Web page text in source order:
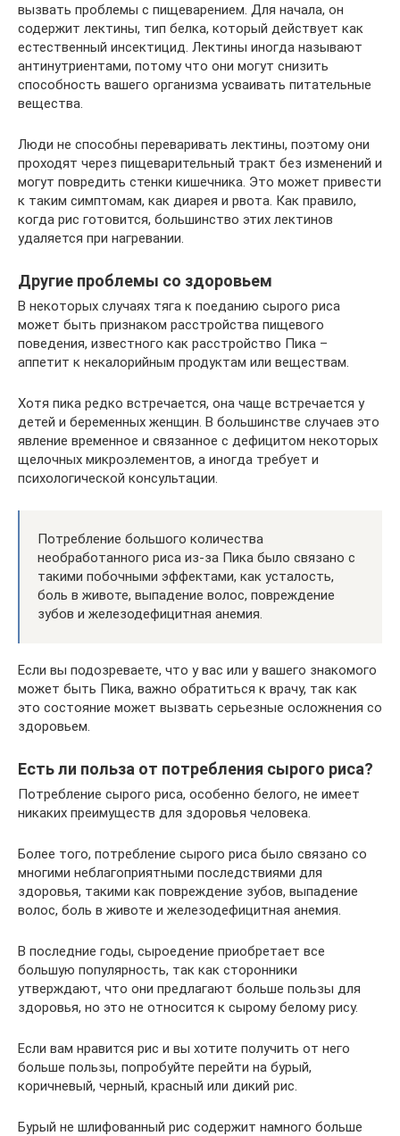
вызвать проблемы с пищеварением. Для начала, он
содержит лектины, тип белка, который действует как
естественный инсектицид. Лектины иногда называют
антинутриентами, потому что они могут снизить
способность вашего организма усваивать питательные
вещества.
Люди не способны переваривать лектины, поэтому они
проходят через пищеварительный тракт без изменений и
могут повредить стенки кишечника. Это может привести
к таким симптомам, как диарея и рвота. Как правило,
когда рис готовится, большинство этих лектинов
удаляется при нагревании.
Другие проблемы со здоровьем
В некоторых случаях тяга к поеданию сырого риса
может быть признаком расстройства пищевого
поведения, известного как расстройство Пика –
аппетит к некалорийным продуктам или веществам.
Хотя пика редко встречается, она чаще встречается у
детей и беременных женщин. В большинстве случаев это
явление временное и связанное с дефицитом некоторых
щелочных микроэлементов, а иногда требует и
психологической консультации.
Потребление большого количества
необработанного риса из-за Пика было связано с
такими побочными эффектами, как усталость,
боль в животе, выпадение волос, повреждение
зубов и железодефицитная анемия.
Если вы подозреваете, что у вас или у вашего знакомого
может быть Пика, важно обратиться к врачу, так как
это состояние может вызвать серьезные осложнения со
здоровьем.
Есть ли польза от потребления сырого риса?
Потребление сырого риса, особенно белого, не имеет
никаких преимуществ для здоровья человека.
Более того, потребление сырого риса было связано со
многими неблагоприятными последствиями для
здоровья, такими как повреждение зубов, выпадение
волос, боль в животе и железодефицитная анемия.
В последние годы, сыроедение приобретает все
большую популярность, так как сторонники
утверждают, что они предлагают больше пользы для
здоровья, но это не относится к сырому белому рису.
Если вам нравится рис и вы хотите получить от него
больше пользы, попробуйте перейти на бурый,
коричневый, черный, красный или дикий рис.
Бурый не шлифованный рис содержит намного больше